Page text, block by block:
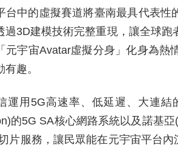
台中的虛擬賽道將臺南最具代表
過3D建模技術完整重現，讓全球跑
元宇宙Avatar虛擬分身」化身為熱
趣。
運用 5G高速率、低延遲、大連結
的5G SA核心網路系統以及諾基亞
片服務，讓民眾能在元宇宙平台